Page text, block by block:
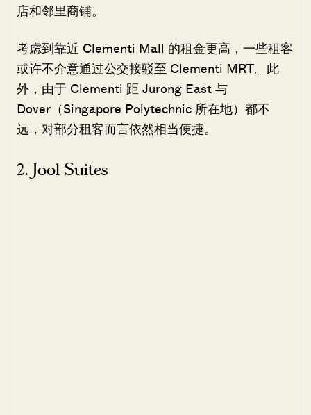
店和邻里商铺。
考虑到靠近 Clementi Mall 的租金更高，一些租客
或许不介意通过公交接驳至 Clementi MRT。此
外，由于 Clementi 距 Jurong East 与
Dover（Singapore Polytechnic 所在地）都不
远，对部分租客而言依然相当便捷。
2. Jool Suites